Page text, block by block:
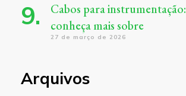
Cabos para instrumentação:
conheça mais sobre
27 de março de 2026
Arquivos